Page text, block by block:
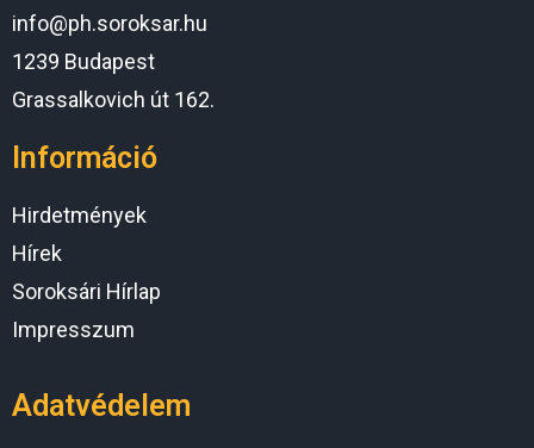
info@ph.soroksar.hu
1239 Budapest
Grassalkovich út 162.
Információ
Hirdetmények
Hírek
Soroksári Hírlap
Impresszum
Adatvédelem